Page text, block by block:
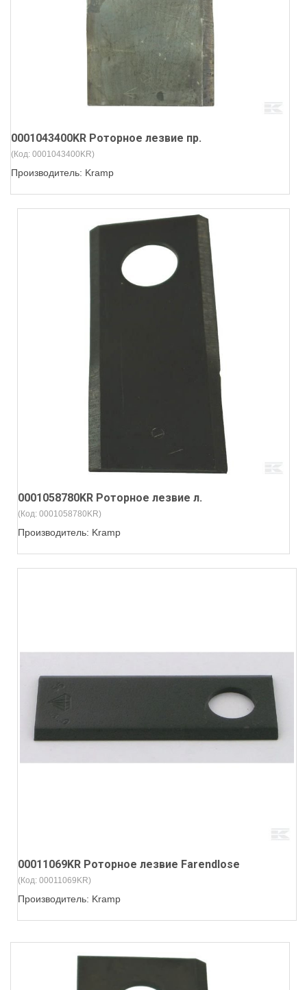
0001043400KR Роторное лезвие пр.
(Код: 0001043400KR)
Производитель: Kramp
0001058780KR Роторное лезвие л.
(Код: 0001058780KR)
Производитель: Kramp
00011069KR Роторное лезвие Farendlose
(Код: 00011069KR)
Производитель: Kramp